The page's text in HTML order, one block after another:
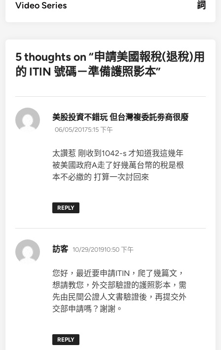
導
Video Series 詞
5 thoughts on “申請美國報稅(退稅)用
的 ITIN 號碼－準備護照影本”
美股投資不錯玩 但台灣複委託劵商很廢表
06/05/20175:15 下午
太讚惹 剛收到1042-s 才知道我這幾年
被美國政府A走了好幾萬台幣的稅是根
本不必繳的 打算一次討回來
REPLY
訪客 表
示:
10/29/201910:50 下午
您好，最近要申請ITIN，爬了幾篇文，
想請教您，外交部驗證的護照影本，需
先由民間公證人文書驗證後，再提交外
交部申請嗎？謝謝。
REPLY